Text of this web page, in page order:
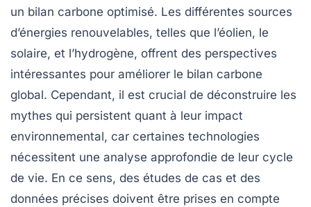
un bilan carbone optimisé. Les différentes sources
d’énergies renouvelables, telles que l’éolien, le
solaire, et l’hydrogène, offrent des perspectives
intéressantes pour améliorer le bilan carbone
global. Cependant, il est crucial de déconstruire les
mythes qui persistent quant à leur impact
environnemental, car certaines technologies
nécessitent une analyse approfondie de leur cycle
de vie. En ce sens, des études de cas et des
données précises doivent être prises en compte